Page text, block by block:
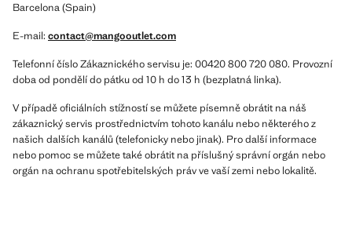
Barcelona (Spain)
E-mail: contact@mangooutlet.com
Telefonní číslo Zákaznického servisu je: 00420 800 720 080. Provozní
doba od pondělí do pátku od 10 h do 13 h (bezplatná linka).
V případě oficiálních stížností se můžete písemně obrátit na náš
zákaznický servis prostřednictvím tohoto kanálu nebo některého z
našich dalších kanálů (telefonicky nebo jinak). Pro další informace
nebo pomoc se můžete také obrátit na příslušný správní orgán nebo
orgán na ochranu spotřebitelských práv ve vaší zemi nebo lokalitě.